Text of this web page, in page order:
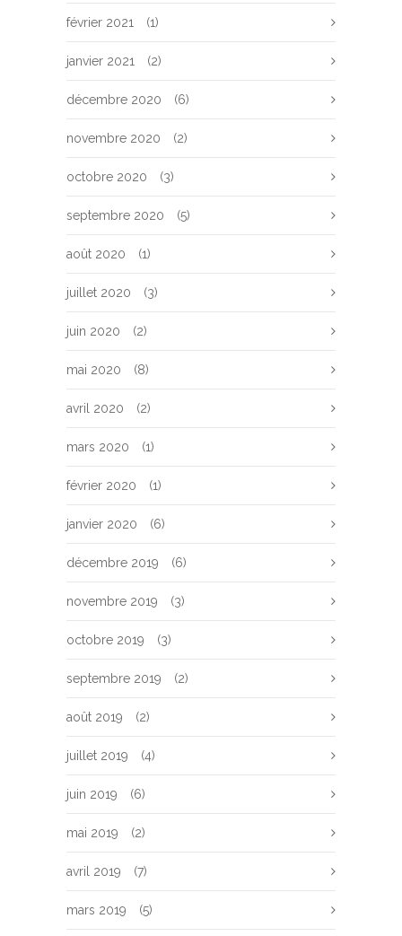
février 2021 (1)
janvier 2021 (2)
décembre 2020 (6)
novembre 2020 (2)
octobre 2020 (3)
septembre 2020 (5)
août 2020 (1)
juillet 2020 (3)
juin 2020 (2)
mai 2020 (8)
avril 2020 (2)
mars 2020 (1)
février 2020 (1)
janvier 2020 (6)
décembre 2019 (6)
novembre 2019 (3)
octobre 2019 (3)
septembre 2019 (2)
août 2019 (2)
juillet 2019 (4)
juin 2019 (6)
mai 2019 (2)
avril 2019 (7)
mars 2019 (5)